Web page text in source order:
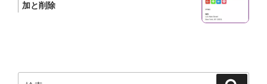
ー
ン
加と削除